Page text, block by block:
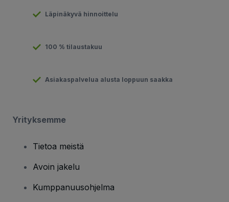
Läpinäkyvä hinnoittelu
100 % tilaustakuu
Asiakaspalvelua alusta loppuun saakka
Yrityksemme
Tietoa meistä
Avoin jakelu
Kumppanuusohjelma